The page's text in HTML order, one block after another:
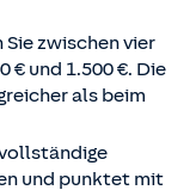
Sie zwischen vier
€ und 1.500 €. Die
als beim
und punktet mit